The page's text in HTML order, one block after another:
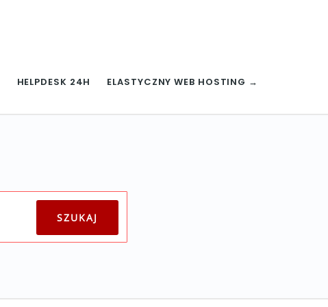
HELPDESK 24H ELASTYCZNY WEB HOSTING →